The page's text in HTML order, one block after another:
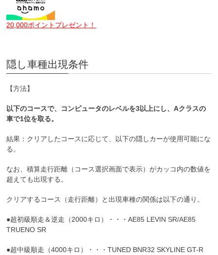
20,000ポイントプレゼント！
隠し車種出現条件
【方法】
以下のコースで、コンピュータのレベルを3以上にし、Aクラスの
車で1位を取る。
結果：クリアしたコースに応じて、以下の隠しカーが使用可能にな
る。
なお、積算走行距離（コース選択画面で表示）がカッコ内の数値を
超えても出現する。
クリアするコース（走行距離）と出現車種の関係は以下の通り。
●超初級順走＆逆走（2000キロ）・・・AE85 LEVIN SR/AE85
TRUENO SR
●超中級順走（4000キロ）・・・TUNED BNR32 SKYLINE GT-R